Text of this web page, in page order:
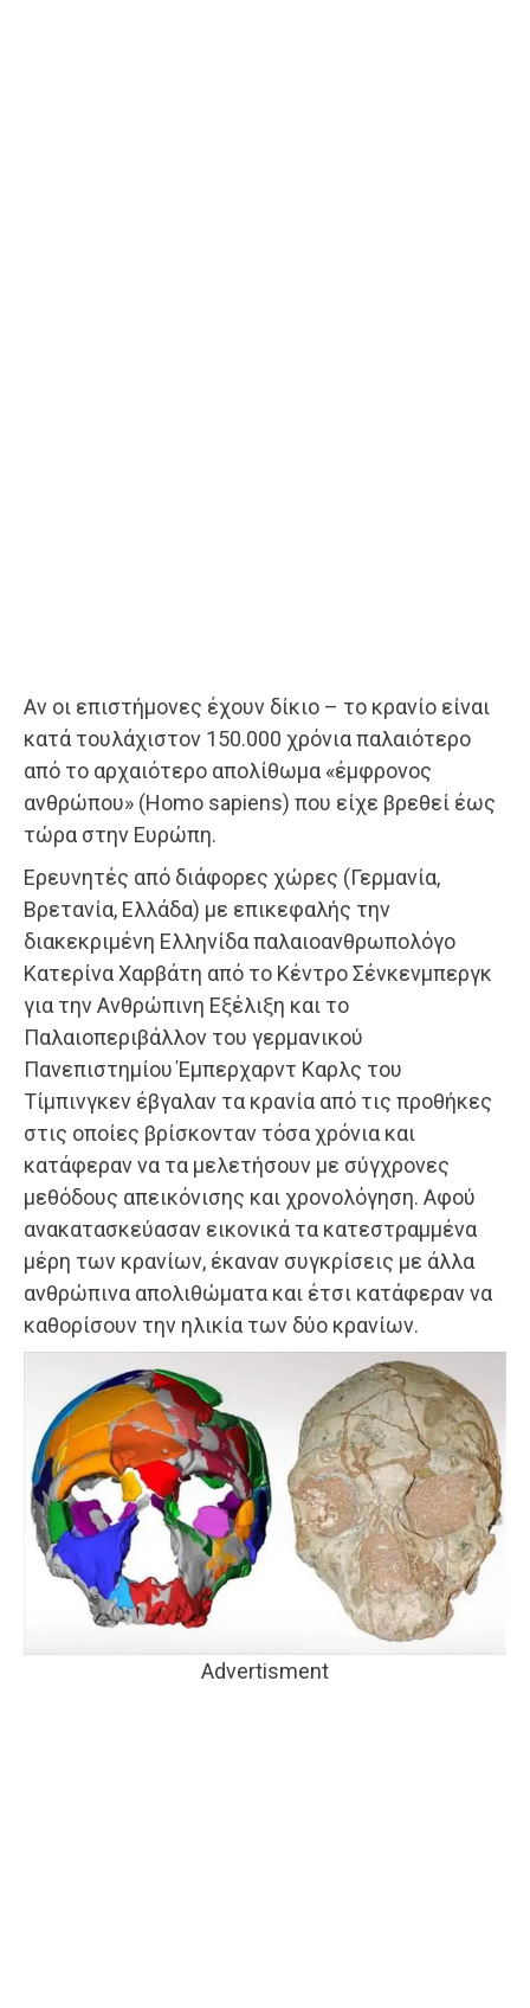
Αν οι επιστήμονες έχουν δίκιο – το κρανίο είναι
κατά τουλάχιστον 150.000 χρόνια παλαιότερο
από το αρχαιότερο απολίθωμα «έμφρονος
ανθρώπου» (Homo sapiens) που είχε βρεθεί έως
τώρα στην Ευρώπη.
Ερευνητές από διάφορες χώρες (Γερμανία,
Βρετανία, Ελλάδα) με επικεφαλής την
διακεκριμένη Ελληνίδα παλαιοανθρωπολόγο
Κατερίνα Χαρβάτη από το Κέντρο Σένκενμπεργκ
για την Ανθρώπινη Εξέλιξη και το
Παλαιοπεριβάλλον του γερμανικού
Πανεπιστημίου Έμπερχαρντ Καρλς του
Τίμπινγκεν έβγαλαν τα κρανία από τις προθήκες
στις οποίες βρίσκονταν τόσα χρόνια και
κατάφεραν να τα μελετήσουν με σύγχρονες
μεθόδους απεικόνισης και χρονολόγηση. Αφού
ανακατασκεύασαν εικονικά τα κατεστραμμένα
μέρη των κρανίων, έκαναν συγκρίσεις με άλλα
ανθρώπινα απολιθώματα και έτσι κατάφεραν να
καθορίσουν την ηλικία των δύο κρανίων.
Advertisment